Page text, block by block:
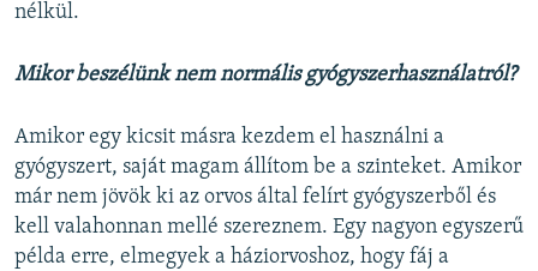
nélkül.
Mikor beszélünk nem normális gyógyszerhasználatról?
Amikor egy kicsit másra kezdem el használni a
gyógyszert, saját magam állítom be a szinteket. Amikor
már nem jövök ki az orvos által felírt gyógyszerből és
kell valahonnan mellé szereznem. Egy nagyon egyszerű
példa erre, elmegyek a háziorvoshoz, hogy fáj a